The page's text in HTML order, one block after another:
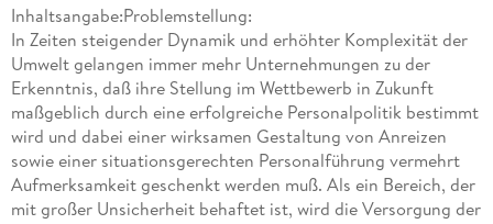
Inhaltsangabe:Problemstellung:
In Zeiten steigender Dynamik und erhöhter Komplexität der
Umwelt gelangen immer mehr Unternehmungen zu der
Erkenntnis, daß ihre Stellung im Wettbewerb in Zukunft
maßgeblich durch eine erfolgreiche Personalpolitik bestimmt
wird und dabei einer wirksamen Gestaltung von Anreizen
sowie einer situationsgerechten Personalführung vermehrt
Aufmerksamkeit geschenkt werden muß. Als ein Bereich, der
mit großer Unsicherheit behaftet ist, wird die Versorgung der